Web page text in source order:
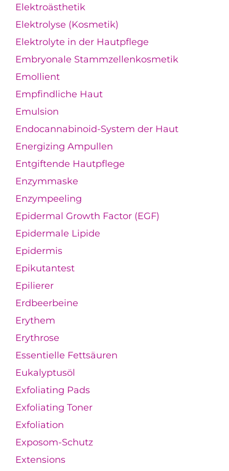
Elektroästhetik
Elektrolyse (Kosmetik)
Elektrolyte in der Hautpflege
Embryonale Stammzellenkosmetik
Emollient
Empfindliche Haut
Emulsion
Endocannabinoid-System der Haut
Energizing Ampullen
Entgiftende Hautpflege
Enzymmaske
Enzympeeling
Epidermal Growth Factor (EGF)
Epidermale Lipide
Epidermis
Epikutantest
Epilierer
Erdbeerbeine
Erythem
Erythrose
Essentielle Fettsäuren
Eukalyptusöl
Exfoliating Pads
Exfoliating Toner
Exfoliation
Exposom-Schutz
Extensions